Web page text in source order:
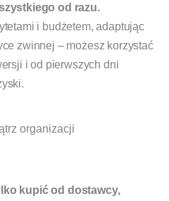
od razu.
i budżetem, adaptując
zwinnej – możesz korzystać
i od pierwszych dni
organizacji
kupić od dostawcy,